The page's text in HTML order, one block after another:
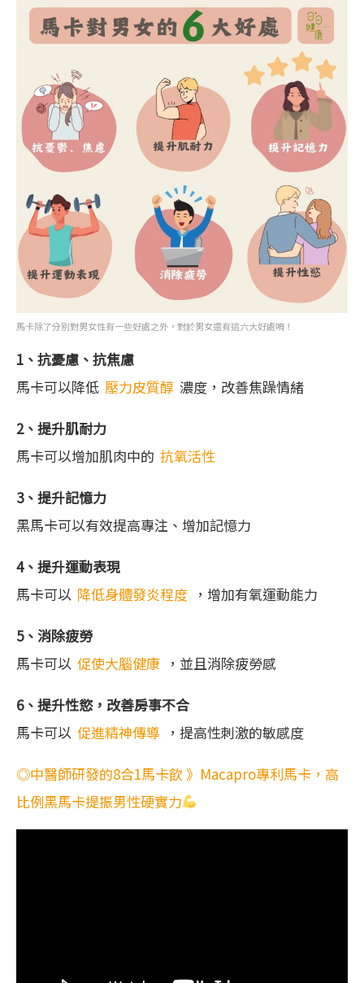
馬卡除了分別對男女性有一些好處之外，對於男女還有這六大好處唷！
1、抗憂慮、抗焦慮
馬卡可以降低 壓力皮質醇 濃度，改善焦躁情緒
2、提升肌耐力
馬卡可以增加肌肉中的 抗氧活性
3、提升記憶力
黑馬卡可以有效提高專注、增加記憶力
4、提升運動表現
馬卡可以 降低身體發炎程度 ，增加有氧運動能力
5、消除疲勞
馬卡可以 促使大腦健康 ，並且消除疲勞感
6、提升性慾，改善房事不合
馬卡可以 促進精神傳導 ，提高性刺激的敏感度
◎中醫師研發的8合1馬卡飲 》Macapro專利馬卡，高
比例黑馬卡提振男性硬實力